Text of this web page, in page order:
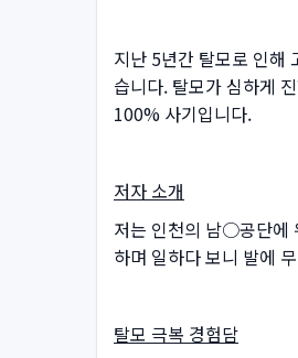
지난 5년간 탈모로 인해
습니다. 탈모가 심하게
100% 사기입니다.
저자 소개
저는 인천의 남○공단에
하며 일하다 보니 발에
탈모 극복 경험담